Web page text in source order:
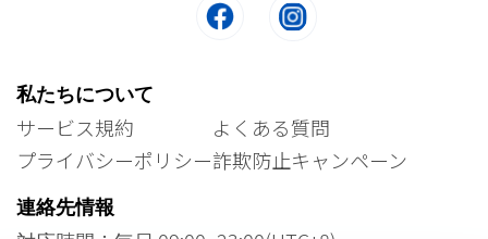
私たちについて
サービス規約
プライバシーポリシー
よくある質問
詐欺防止キャンペーン
連絡先情報